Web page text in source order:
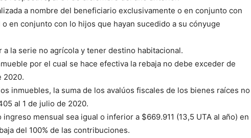
a nombre del beneficiario exclusivamente o en conjunto con
en conjunto con lo hijos que hayan sucedido a su cónyuge
la serie no agrícola y tener destino habitacional.
por el cual se hace efectiva la rebaja no debe exceder de
2020.
inmuebles, la suma de los avalúos fiscales de los bienes raíces no
al 1 de julio de 2020.
mensual sea igual o inferior a $669.911 (13,5 UTA al año) en
del 100% de las contribuciones.